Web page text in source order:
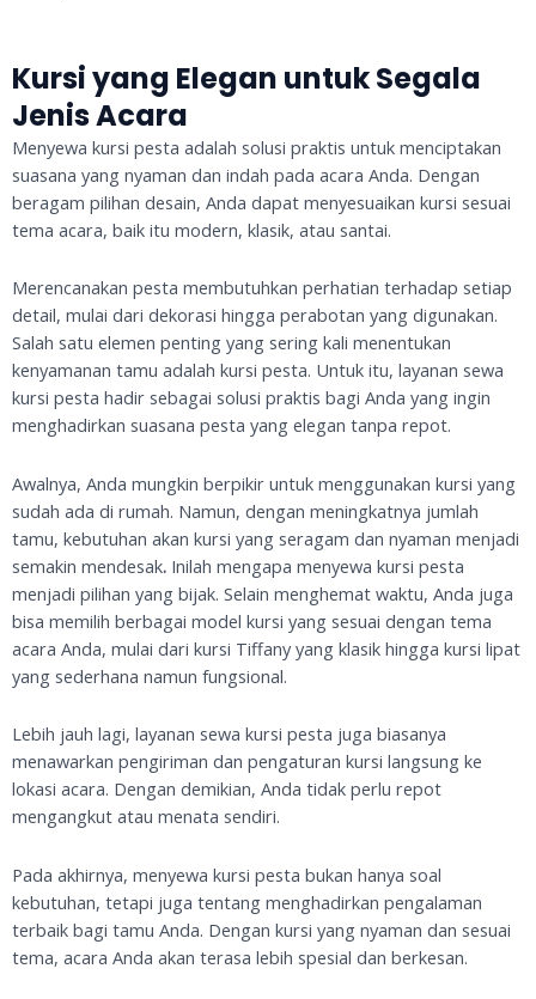
Kursi yang Elegan untuk Segala
Jenis Acara
Menyewa kursi pesta adalah solusi praktis untuk menciptakan
suasana yang nyaman dan indah pada acara Anda. Dengan
beragam pilihan desain, Anda dapat menyesuaikan kursi sesuai
tema acara, baik itu modern, klasik, atau santai.
Merencanakan pesta membutuhkan perhatian terhadap setiap
detail, mulai dari dekorasi hingga perabotan yang digunakan.
Salah satu elemen penting yang sering kali menentukan
kenyamanan tamu adalah kursi pesta. Untuk itu, layanan sewa
kursi pesta hadir sebagai solusi praktis bagi Anda yang ingin
menghadirkan suasana pesta yang elegan tanpa repot.
Awalnya, Anda mungkin berpikir untuk menggunakan kursi yang
sudah ada di rumah. Namun, dengan meningkatnya jumlah
tamu, kebutuhan akan kursi yang seragam dan nyaman menjadi
semakin mendesak. Inilah mengapa menyewa kursi pesta
menjadi pilihan yang bijak. Selain menghemat waktu, Anda juga
bisa memilih berbagai model kursi yang sesuai dengan tema
acara Anda, mulai dari kursi Tiffany yang klasik hingga kursi lipat
yang sederhana namun fungsional.
Lebih jauh lagi, layanan sewa kursi pesta juga biasanya
menawarkan pengiriman dan pengaturan kursi langsung ke
lokasi acara. Dengan demikian, Anda tidak perlu repot
mengangkut atau menata sendiri.
Pada akhirnya, menyewa kursi pesta bukan hanya soal
kebutuhan, tetapi juga tentang menghadirkan pengalaman
terbaik bagi tamu Anda. Dengan kursi yang nyaman dan sesuai
tema, acara Anda akan terasa lebih spesial dan berkesan.